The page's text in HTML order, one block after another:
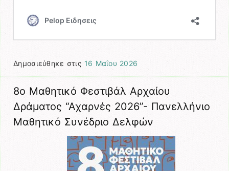
Δημοσιεύθηκε στις 16 Μαΐου 2026
8ο Μαθητικό Φεστιβάλ Αρχαίου
Δράματος “Αχαρνές 2026”- Πανελλήνιο
Μαθητικό Συνέδριο Δελφών